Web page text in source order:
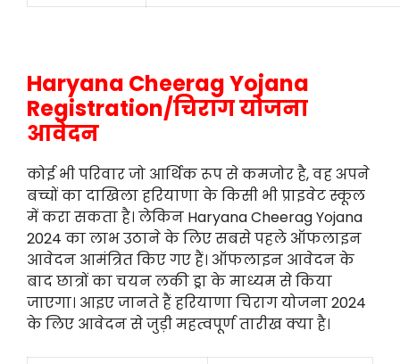
Haryana Cheerag Yojana
Registration/चिराग योजना
आवेदन
कोई भी परिवार जो आर्थिक रूप से कमजोर है, वह अपने
बच्चों का दाखिला हरियाणा के किसी भी प्राइवेट स्कूल
में करा सकता है। लेकिन Haryana Cheerag Yojana
2024 का लाभ उठाने के लिए सबसे पहले ऑफलाइन
आवेदन आमंत्रित किए गए हैं। ऑफलाइन आवेदन के
बाद छात्रों का चयन लकी ड्रा के माध्यम से किया
जाएगा। आइए जानते हैं हरियाणा चिराग योजना 2024
के लिए आवेदन से जुड़ी महत्वपूर्ण तारीख क्या है।